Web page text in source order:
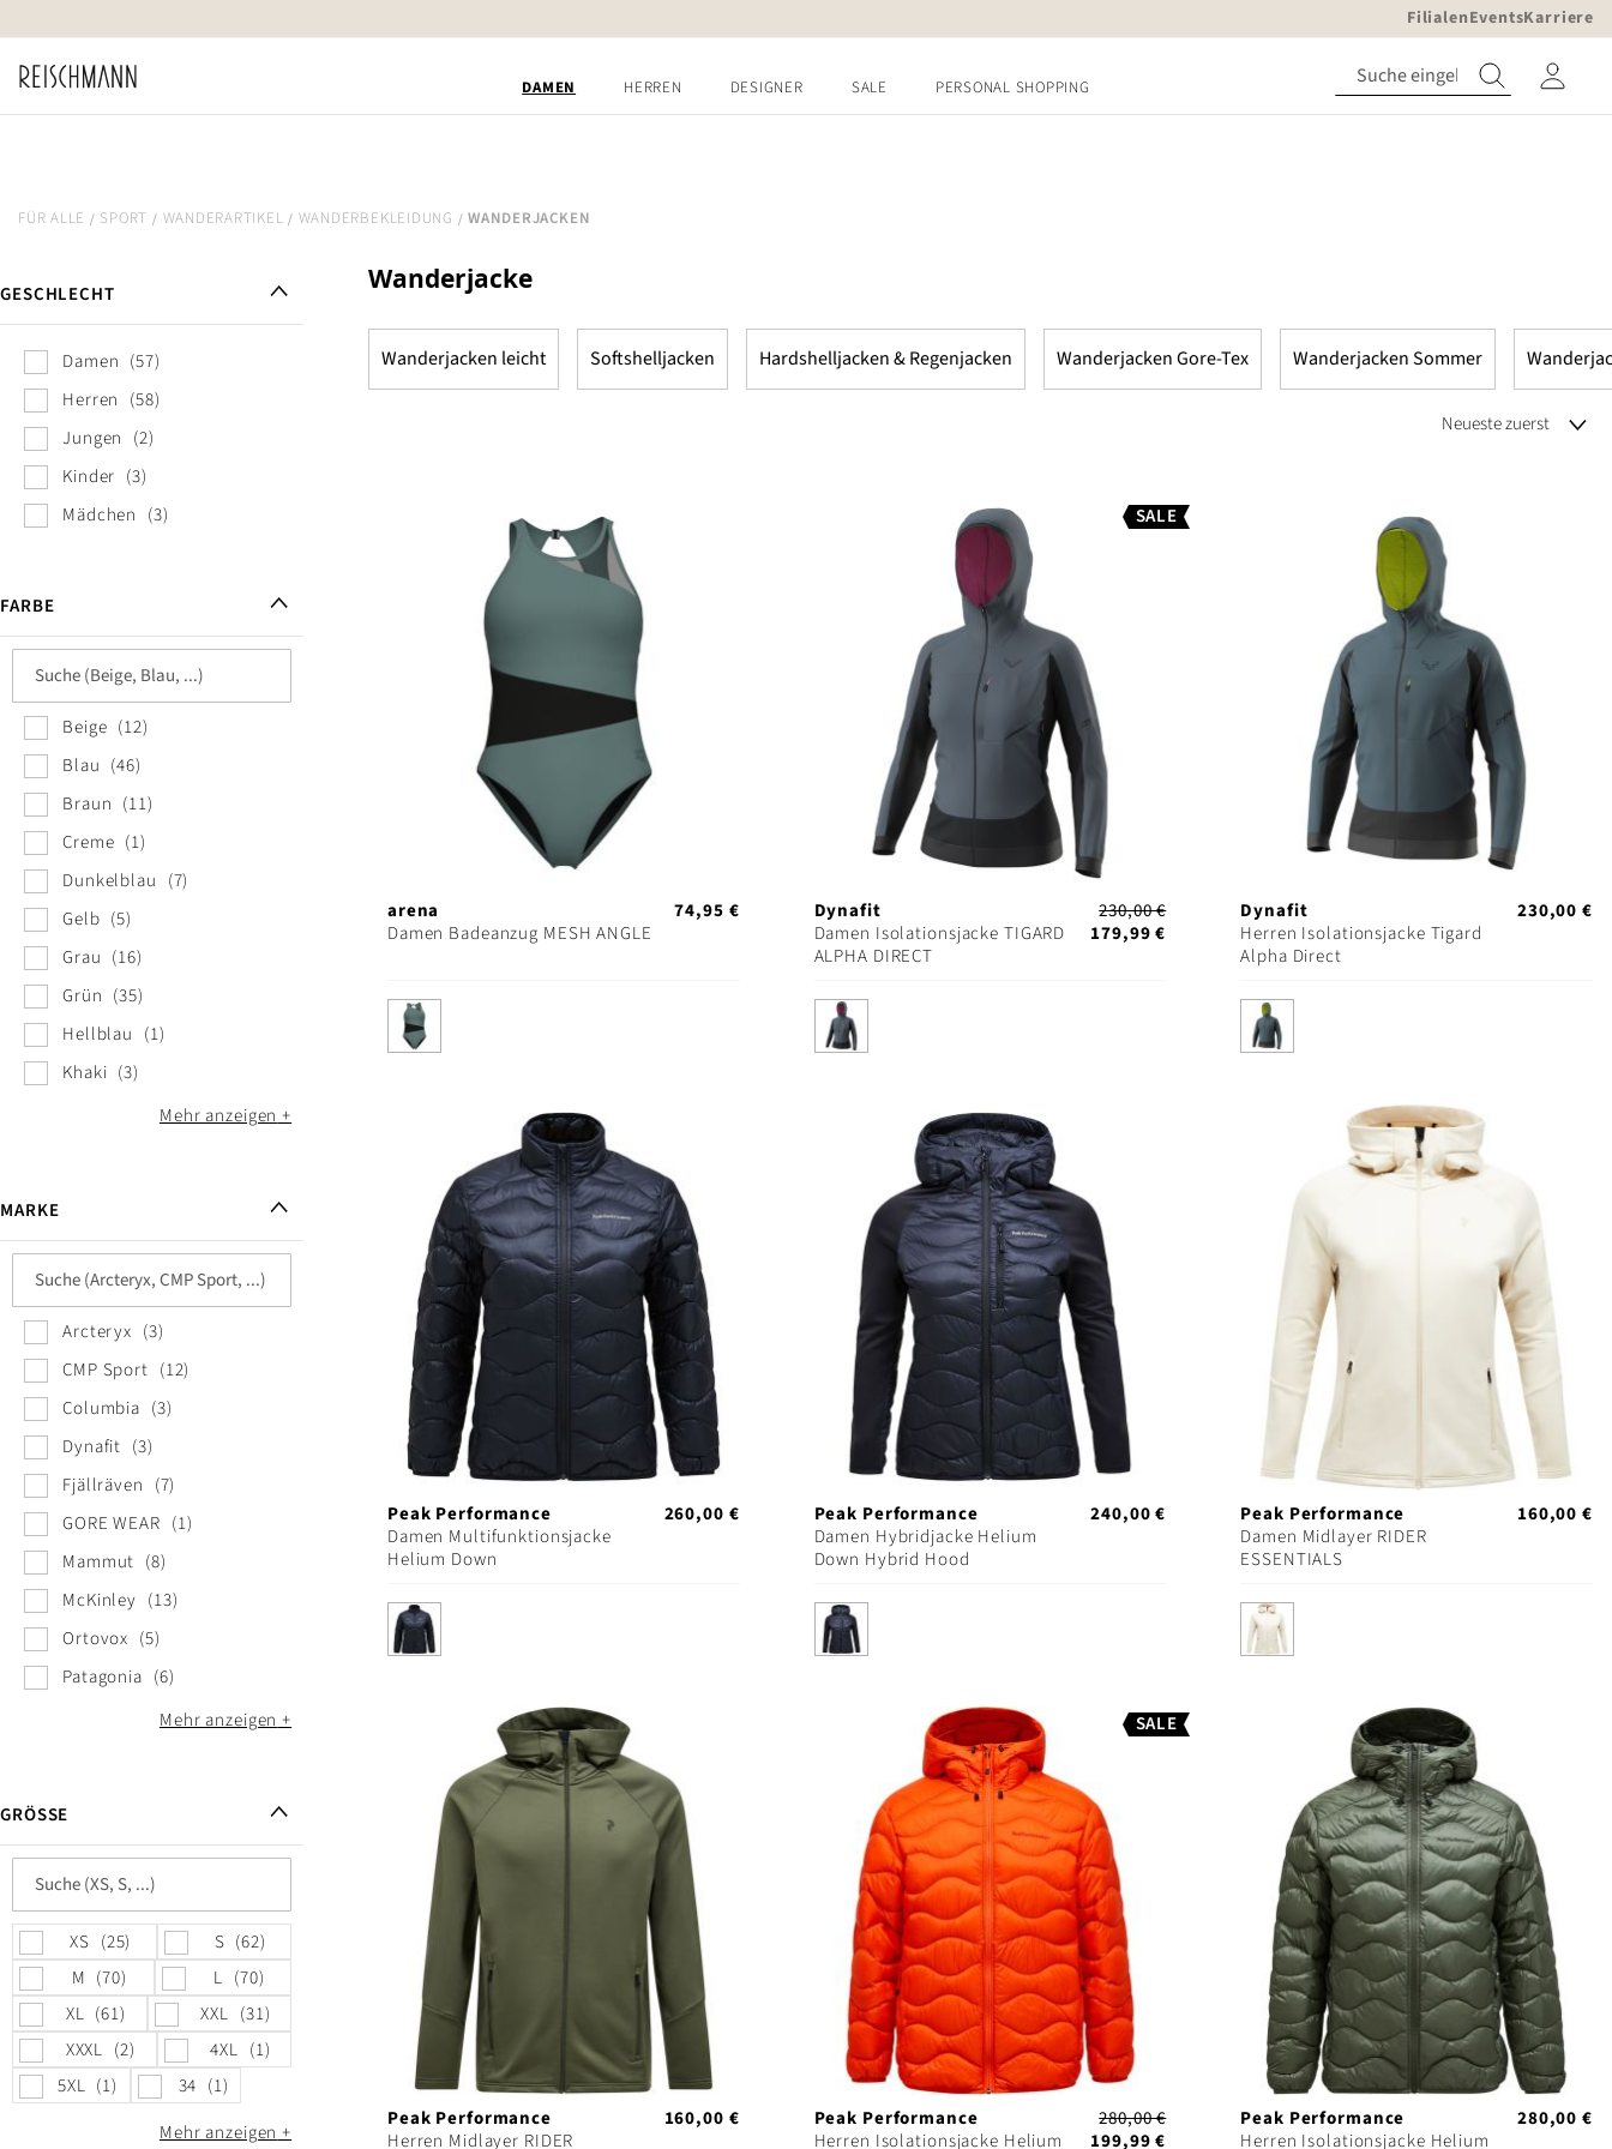
Inhalt
springen
FilialenEventsKarriere
DAMEN HERREN DESIGNER SALE PERSONAL SHOPPING
FÜR ALLE SPORT WANDERARTIKEL WANDERBEKLEIDUNG WANDERJACKEN
Wanderjacke
Wanderjacken leicht Softshelljacken Hardshelljacken & Regenjacken Wanderjacken Gore-Tex Wanderjacken Sommer
arena
Damen Badeanzug MESH ANGLE
74,95 €
SALE
Dynafit
Damen Isolationsjacke TIGARD
ALPHA DIRECT
230,00 €
179,99 €
Dynafit
Herren Isolationsjacke Tigard
Alpha Direct
230,00 €
Peak Performance
Damen Multifunktionsjacke
Helium Down
260,00 €
Peak Performance
Damen Hybridjacke Helium
Down Hybrid Hood
240,00 €
Peak Performance
Damen Midlayer RIDER
ESSENTIALS
160,00 €
Peak Performance
Herren Midlayer RIDER
160,00 €
SALE
Peak Performance
Herren Isolationsjacke Helium
280,00 €
199,99 €
Peak Performance
Herren Isolationsjacke Helium
280,00 €
GESCHLECHT
Damen
57
Herren
58
Jungen
2
Kinder
3
Mädchen
3
FARBE
Beige
12
Blau
46
Braun
11
Creme
1
Dunkelblau
7
Gelb
5
Grau
16
Grün
35
Hellblau
1
Khaki
3
Mehr anzeigen
MARKE
Arcteryx
3
CMP Sport
12
Columbia
3
Dynafit
3
Fjällräven
7
GORE WEAR
1
Mammut
8
McKinley
13
Ortovox
5
Patagonia
6
Mehr anzeigen
GRÖSSE
XS 25 S
62
M
70 L
70
XL
61 XXL
31
XXXL
2 4XL
1
5XL
1 34
1
Mehr anzeigen